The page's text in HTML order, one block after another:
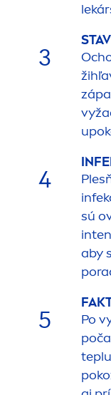
3
4
sú
aby
5
Po